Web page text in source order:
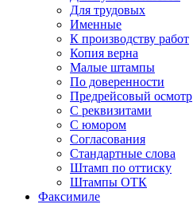
Для трудовых
Именные
К производству работ
Копия верна
Малые штампы
По доверенности
Предрейсовый осмотр
С реквизитами
С юмором
Согласования
Стандартные слова
Штамп по оттиску
Штампы ОТК
Факсимиле